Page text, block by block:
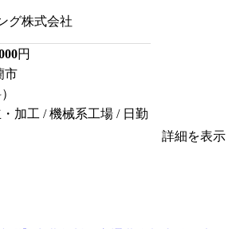
グ株式会社
円
市
加工 / 機械系工場 / 日勤
詳細を表示